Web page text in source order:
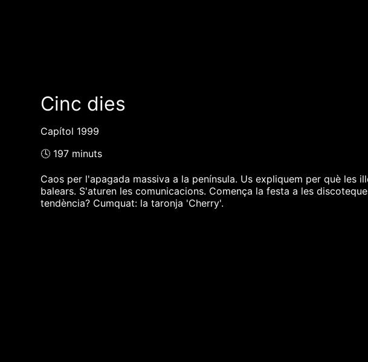
Cinc dies
Capítol 1999
🕓 197 minuts
Caos per l'apagada massiva a la península. Us expliquem per què
balears. S'aturen les comunicacions. Comença la festa a les
tendència? Cumquat: la taronja 'Cherry'.